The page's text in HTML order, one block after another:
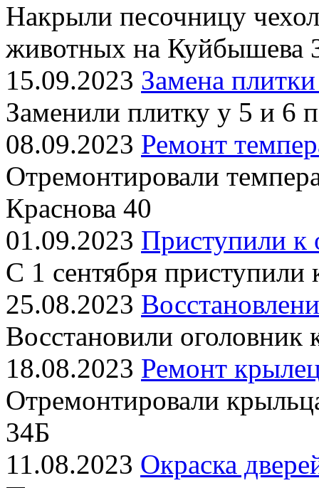
Накрыли песочницу
животных на Куйбышева
15.09.2023 Замена
Заменили плитку у 5 и 6
08.09.2023 Ремонт
Отремонтировали
Краснова 40
01.09.2023 Приступили к
С 1 сентября
25.08.2023
Восстановили
18.08.2023 Ремонт
Отремонтировали
34Б
11.08.2023 Окраска